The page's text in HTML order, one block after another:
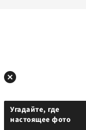
Угадайте, где
настоящее фото